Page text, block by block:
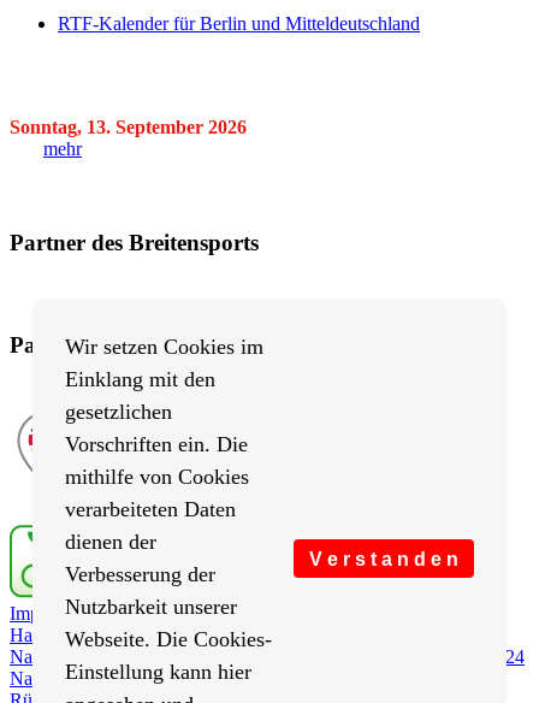
Wir setzen Cookies im
Einklang mit den
gesetzlichen
Vorschriften ein. Die
mithilfe von Cookies
verarbeiteten Daten
dienen der
Verbesserung der
Nutzbarkeit unserer
Webseite. Die Cookies-
Einstellung kann hier
V e r s t a n d e n
RTF-Kalender für Berlin und Mitteldeutschland
Sonntag, 13. September 2026
mehr
Partner des Breitensports
Partner von BRV-Breitensport.de
Impressum / Cookies Einstellungen
Haftungsausschluss / Sitemap
Nachrichten
Nachrichten 2024
Nachrichten 2023 Nachrichten 2022